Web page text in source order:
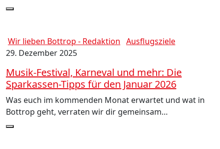
Wir lieben Bottrop - Redaktion Ausflugsziele
29. Dezember 2025
Musik-Festival, Karneval und mehr: Die
Sparkassen-Tipps für den Januar 2026
Was euch im kommenden Monat erwartet und wat in
Bottrop geht, verraten wir dir gemeinsam…